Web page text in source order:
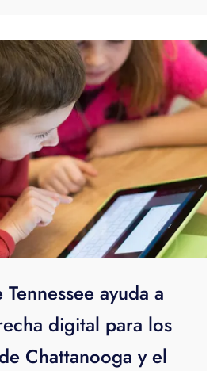
ayuda a
digital para los
Chattanooga y el